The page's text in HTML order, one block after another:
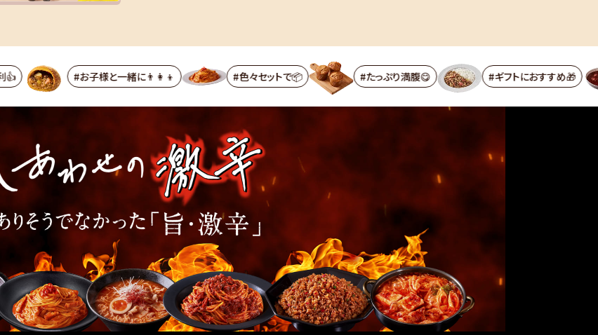
#お子様と一緒に👨‍👩‍👦 #色々セットで📦 #たっぷり満腹😋 #ギフトにおすすめ🎁 #定